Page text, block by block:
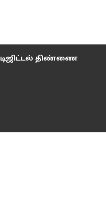
டிஜிட்டல் திண்ணை